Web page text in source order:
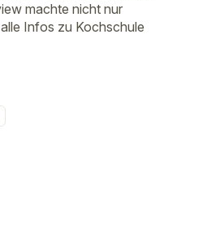
machte nicht nur
Infos zu Kochschule